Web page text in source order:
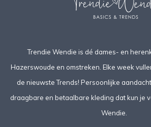
Trendie Wendie is dé dames- en
Hazerswoude en omstreken. Elke week
de nieuwste Trends! Persoonlijke
draagbare en betaalbare kleding dat kun je
Wendie.